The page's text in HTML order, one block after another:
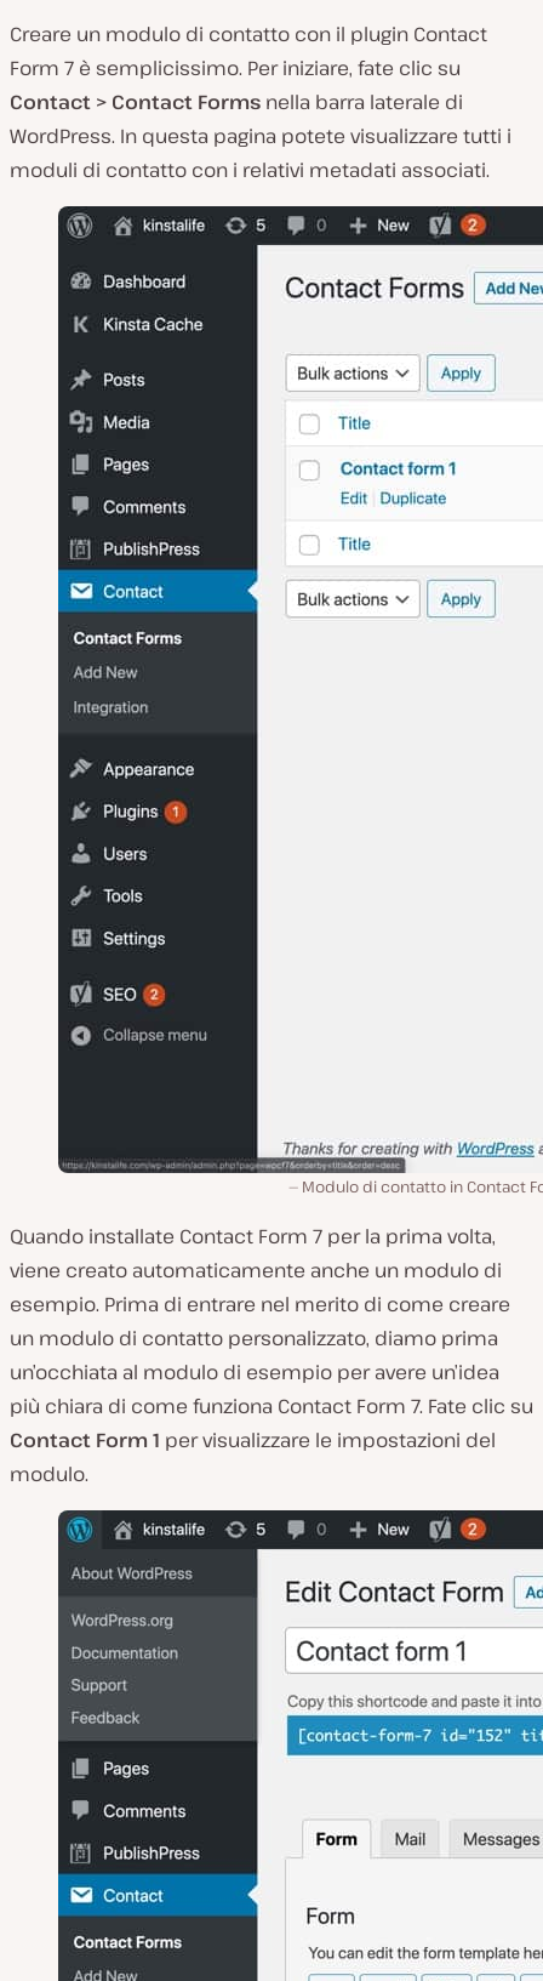
Creare un modulo di contatto con il plugin Contact
Form 7 è semplicissimo. Per iniziare, fate clic su
Contact > Contact Forms nella barra laterale di
WordPress. In questa pagina potete visualizzare tutti i
moduli di contatto con i relativi metadati associati.
Modulo di contatto in Contact
Quando installate Contact Form 7 per la prima volta,
viene creato automaticamente anche un modulo di
esempio. Prima di entrare nel merito di come creare
un modulo di contatto personalizzato, diamo prima
un’occhiata al modulo di esempio per avere un’idea
più chiara di come funziona Contact Form 7. Fate clic su
Contact Form 1 per visualizzare le impostazioni del
modulo.